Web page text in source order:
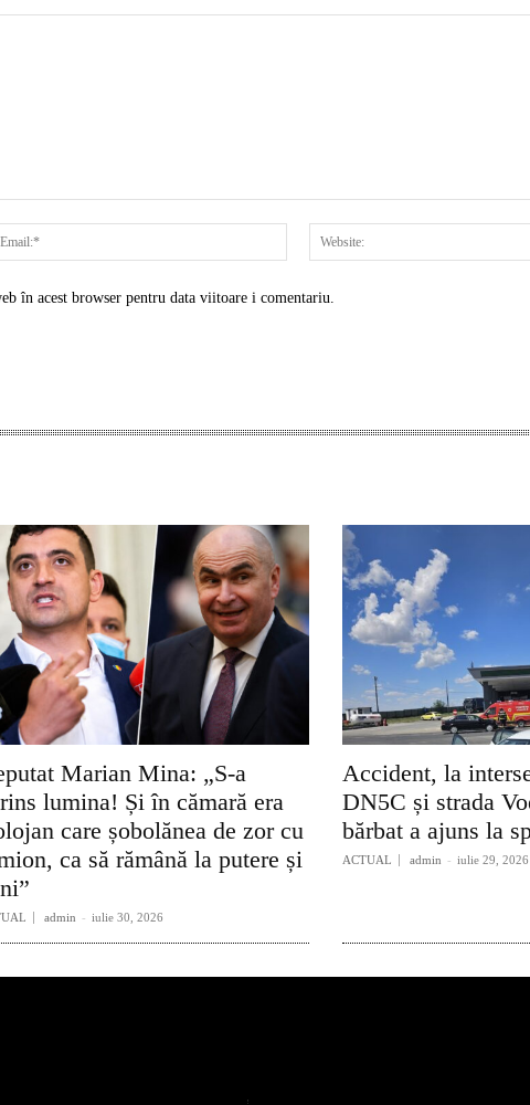
Email:*
în acest browser pentru data viitoare i comentariu.
Marian Mina: „S-a
lumina! Și în cămară era
care șobolănea de zor cu
ca să rămână la putere și
admin - iulie 30, 2026
Accident, la
DN5C și strada
bărbat a ajuns la
ACTUAL admin - iulie 29, 2026